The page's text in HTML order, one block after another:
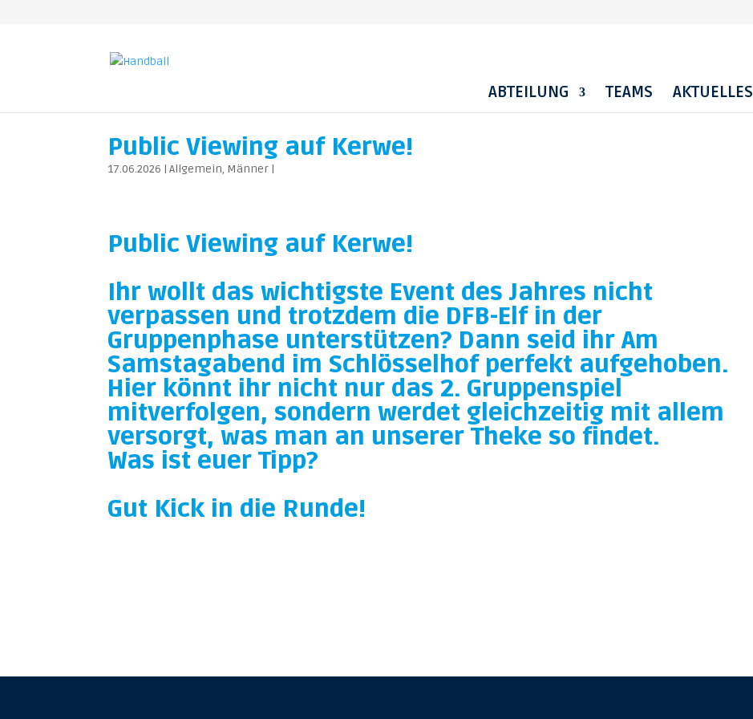
ABTEILUNG TEAMS AKTUELLES
Public Viewing auf Kerwe!
17.06.2026 |Allgemein, Männer |
Public Viewing auf Kerwe!
Ihr wollt das wichtigste Event des Jahres nicht
verpassen und trotzdem die DFB-Elf in der
Gruppenphase unterstützen? Dann seid ihr Am
Samstagabend im Schlösselhof perfekt aufgehoben.
Hier könnt ihr nicht nur das 2. Gruppenspiel
mitverfolgen, sondern werdet gleichzeitig mit allem
versorgt, was man an unserer Theke so findet.
Was ist euer Tipp?
Gut Kick in die Runde!